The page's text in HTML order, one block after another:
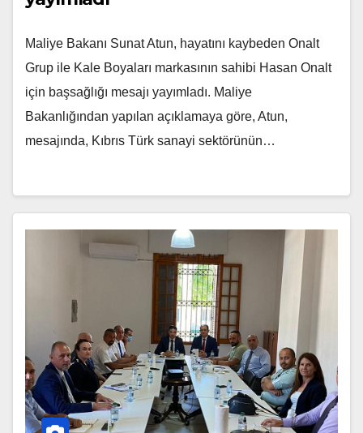
Maliye Bakanı Sunat Atun, hayatını kaybeden Onalt
Grup ile Kale Boyaları markasının sahibi Hasan Onalt
için başsağlığı mesajı yayımladı. Maliye
Bakanlığından yapılan açıklamaya göre, Atun,
mesajında, Kıbrıs Türk sanayi sektörünün…